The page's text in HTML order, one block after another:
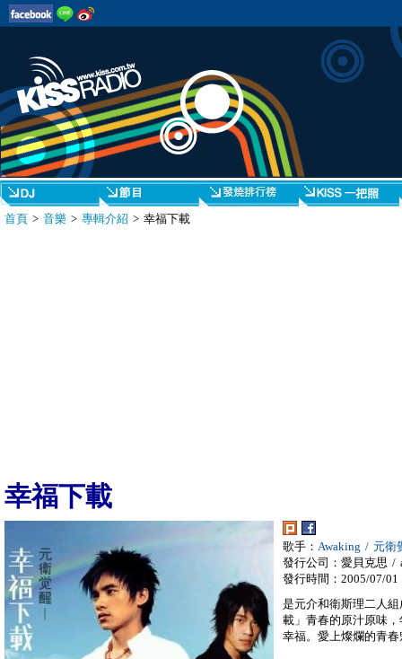
首頁 > 音樂 > 專輯介紹 > 幸福下載
幸福下載
歌手： Awaking / 元衛
發行公司：愛貝克思 /
發行時間：2005/07/01
是元介和衛斯理二人
載」青春的原汁原味
幸福。愛上燦爛的青